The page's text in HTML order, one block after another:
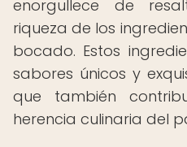
enorgullece de
riqueza de los
bocado. Estos
sabores únicos y
que también
herencia culinaria del